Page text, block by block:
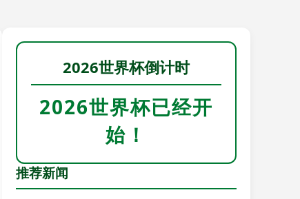
2026世界杯倒计时
2026世界杯已经开
始！
推荐新闻